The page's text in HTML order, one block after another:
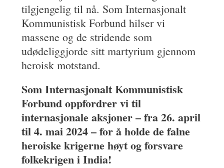
tilgjengelig til nå. Som Internasjonalt
Kommunistisk Forbund hilser vi
massene og de stridende som
udødeliggjorde sitt martyrium gjennom
heroisk motstand.
Som Internasjonalt Kommunistisk
Forbund oppfordrer vi til
internasjonale aksjoner – fra 26. april
til 4. mai 2024 – for å holde de falne
heroiske krigerne høyt og forsvare
folkekrigen i India!